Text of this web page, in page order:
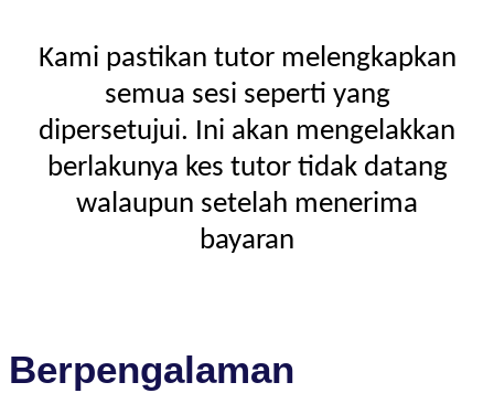
Kami pastikan tutor melengkapkan
semua sesi seperti yang
dipersetujui. Ini akan mengelakkan
berlakunya kes tutor tidak datang
walaupun setelah menerima
bayaran
Berpengalaman